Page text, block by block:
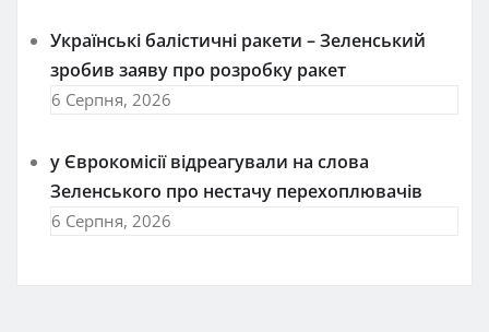
Українські балістичні ракети – Зеленський
зробив заяву про розробку ракет
6 Серпня, 2026
у Єврокомісії відреагували на слова
Зеленського про нестачу перехоплювачів
6 Серпня, 2026